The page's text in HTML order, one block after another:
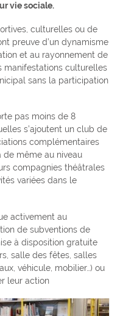
vie sociale.
culturelles ou de
preuve d’un dynamisme
et au rayonnement de
manifestations culturelles
sans la participation
pas moins de 8
s’ajoutent un club de
complémentaires
de même au niveau
compagnies théâtrales
variées dans le
activement au
de subventions de
à disposition gratuite
salle des fêtes, salles
véhicule, mobilier…) ou
leur action